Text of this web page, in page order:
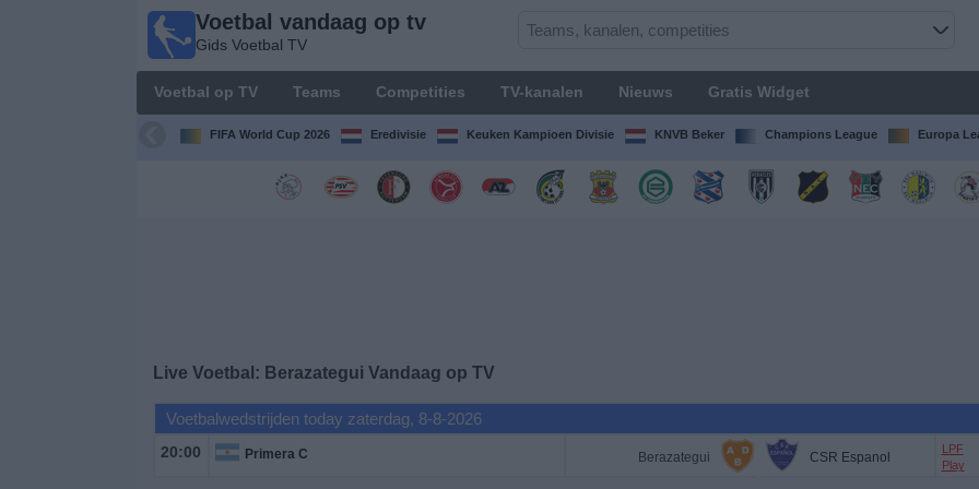
Voetbal vandaag op tv
Gids Voetbal TV
Voetbal op TV Teams Competities TV-kanalen Nieuws Gratis Widget
FIFA World Cup 2026 Eredivisie Keuken Kampioen Divisie KNVB Beker Champions League Europa
Live Voetbal: Berazategui Vandaag op TV
Voetbalwedstrijden today zaterdag, 8-8-2026
20:00 Primera C Berazategui CSR Espanol
LPF
Play